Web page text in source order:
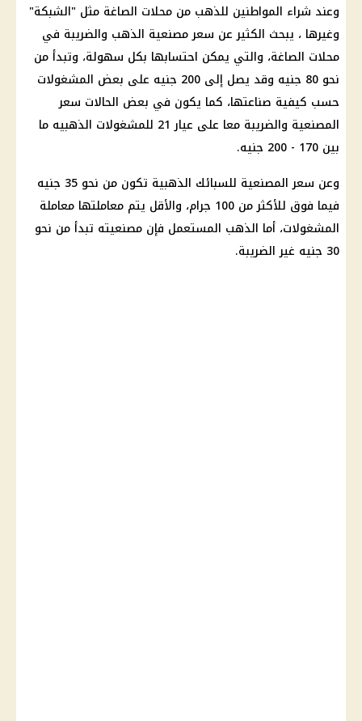
وعند شراء المواطنين للذهب من محلات الصاغة مثل "الشبكة"
وغيرها ، يبحث الكثير عن سعر مصنعية الذهب والضريبة في
محلات الصاغة، والتي يمكن احتسابها بكل سهولة، وتبدأ من
نحو 80 جنيه وقد يصل إلى 200 جنيه على بعض المشغولات
حسب كيفية صناعتها، كما يكون في بعض الحالات سعر
المصنعية والضريبة معا على عيار 21 للمشغولات الذهبيه ما
بين 170 - 200 جنيه.
وعن سعر المصنعية للسبائك الذهبية تكون من نحو 35 جنيه
فيما فوق للأكثر من 100 جرام، والأقل يتم معاملتها معاملة
المشغولات، أما الذهب المستعمل فإن مصنعيته تبدأ من نحو
30 جنيه غير الضريبة.